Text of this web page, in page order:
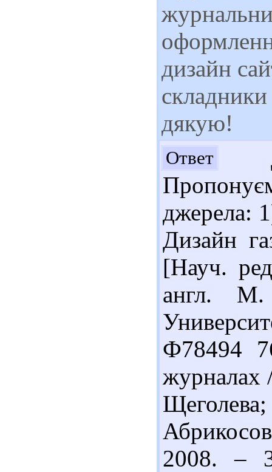
дизайн
дякую!
Ответ
джерела:
Дизайн
[Науч.
англ.
Ф78494
2008. –